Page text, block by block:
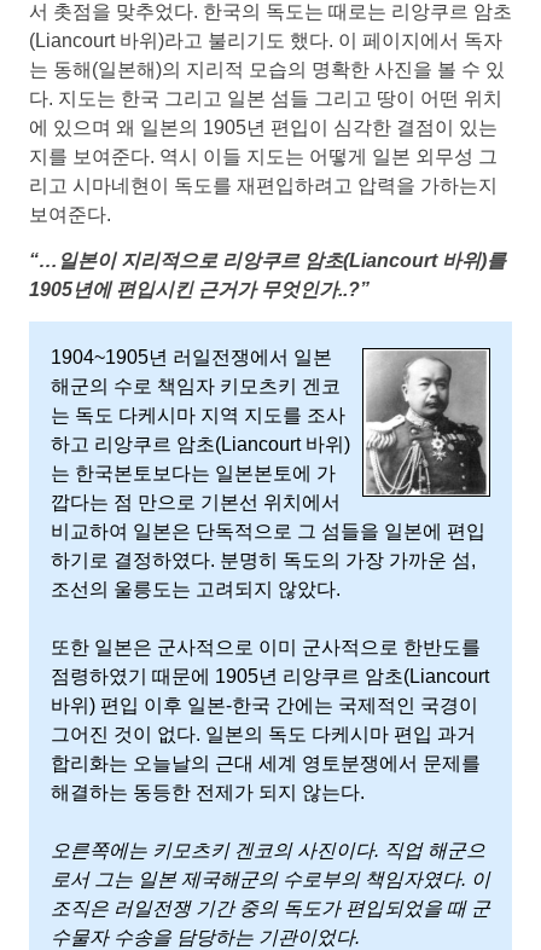
이
의
독
도
분
쟁
의
그
사
이
있
다.
서 촛점을 맞추었다. 한국의 독도는 때로는 리앙쿠르 암초
(Liancourt 바위)라고 불리기도 했다. 이 페이지에서 독자
는 동해(일본해)의 지리적 모습의 명확한 사진을 볼 수 있
다. 지도는 한국 그리고 일본 섬들 그리고 땅이 어떤 위치
에 있으며 왜 일본의 1905년 편입이 심각한 결점이 있는
지를 보여준다. 역시 이들 지도는 어떻게 일본 외무성 그
리고 시마네현이 독도를 재편입하려고 압력을 가하는지
보여준다.
“…일본이 지리적으로 리앙쿠르 암초(Liancourt 바위)를
1905년에 편입시킨 근거가 무엇인가..?”
1904~1905년 러일전쟁에서 일본
해군의 수로 책임자 키모츠키 겐코
는 독도 다케시마 지역 지도를 조사
하고 리앙쿠르 암초(Liancourt 바위)
는 한국본토보다는 일본본토에 가
깝다는 점 만으로 기본선 위치에서
비교하여 일본은 단독적으로 그 섬들을 일본에 편입
하기로 결정하였다. 분명히 독도의 가장 가까운 섬,
조선의 울릉도는 고려되지 않았다.
또한 일본은 군사적으로 이미 군사적으로 한반도를
점령하였기 때문에 1905년 리앙쿠르 암초(Liancourt
바위) 편입 이후 일본-한국 간에는 국제적인 국경이
그어진 것이 없다. 일본의 독도 다케시마 편입 과거
합리화는 오늘날의 근대 세계 영토분쟁에서 문제를
해결하는 동등한 전제가 되지 않는다.
오른쪽에는 키모츠키 겐코의 사진이다. 직업 해군으
로서 그는 일본 제국해군의 수로부의 책임자였다. 이
조직은 러일전쟁 기간 중의 독도가 편입되었을 때 군
수물자 수송을 담당하는 기관이었다.